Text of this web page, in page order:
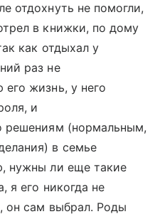
отдохнуть не помогли,
в книжки, по дому
как отдыхал у
раз не
жизнь, у него
и
решениям (нормальным,
в семье
нужны ли еще такие
я его никогда не
он сам выбрал. Роды